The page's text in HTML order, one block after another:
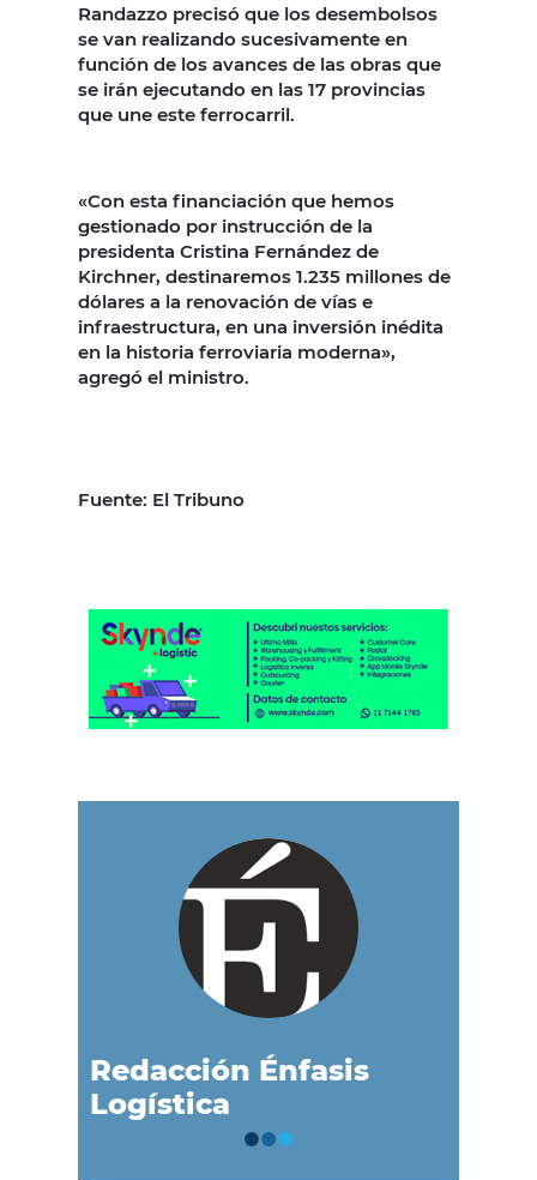
Randazzo precisó que los desembolsos
se van realizando sucesivamente en
función de los avances de las obras que
se irán ejecutando en las 17 provincias
que une este ferrocarril.
«Con esta financiación que hemos
gestionado por instrucción de la
presidenta Cristina Fernández de
Kirchner, destinaremos 1.235 millones de
dólares a la renovación de vías e
infraestructura, en una inversión inédita
en la historia ferroviaria moderna»,
agregó el ministro.
Fuente: El Tribuno
Redacción Énfasis
Logística